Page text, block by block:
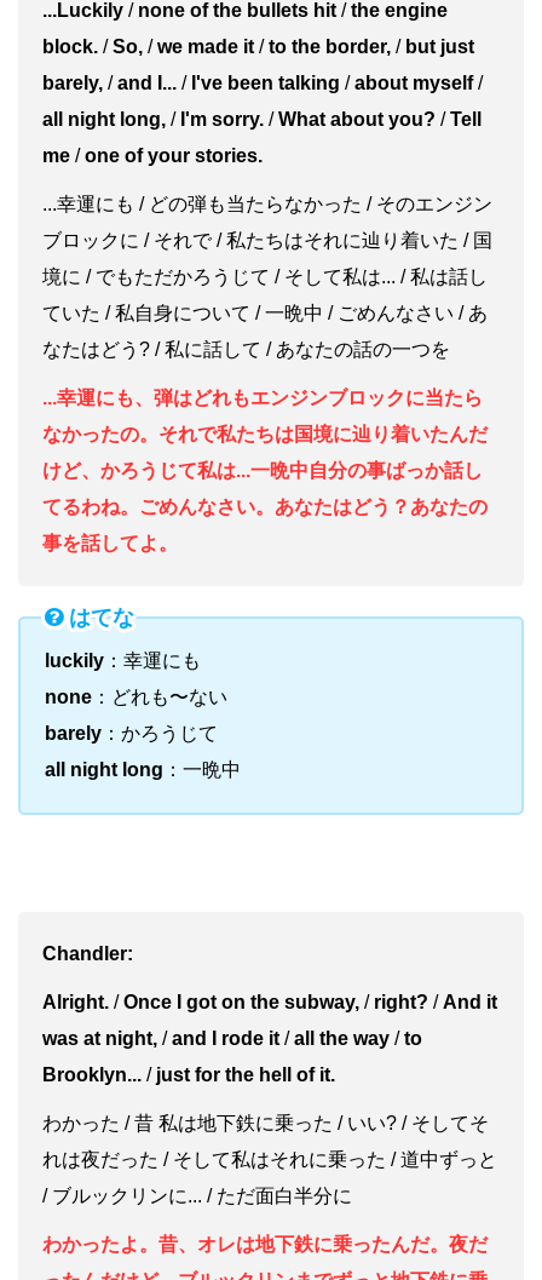
...Luckily / none of the bullets hit/the engine
block. /So, /we made it/to the border, / but just
barely, /and I... /I've been talking /about myself/
all night long, /I'm sorry. /What about you? /Tell
me /one of your stories.
...幸運にも / どの弾も当たらなかった / そのエンジン
ブロックに / それで / 私たちはそれに辿り着いた / 国
境に / でもただかろうじて / そして私は... / 私は話し
ていた / 私自身について / 一晩中 / ごめんなさい / あ
なたはどう? / 私に話して / あなたの話の一つを
...幸運にも、弾はどれもエンジンブロックに当たら
なかったの。それで私たちは国境に辿り着いたんだ
けど、かろうじて私は...一晩中自分の事ばっか話し
てるわね。ごめんなさい。あなたはどう？あなたの
事を話してよ。
はてな
luckily ：幸運にも
none ：どれも〜ない
barely ：かろうじて
all night long ：一晩中
Chandler:
Alright. /Once I got on the subway, / right? /And it
was at night, /and I rode it/all the way /to
Brooklyn... / just for the hell of it.
わかった / 昔 私は地下鉄に乗った / いい? / そしてそ
れは夜だった / そして私はそれに乗った / 道中ずっと
/ ブルックリンに... / ただ面白半分に
わかったよ。昔、オレは地下鉄に乗ったんだ。夜だ